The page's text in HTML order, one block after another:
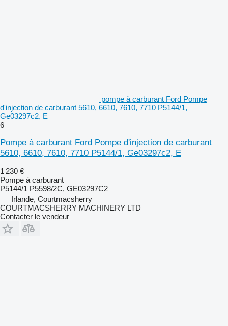
pompe à carburant Ford Pompe
d'injection de carburant 5610, 6610, 7610, 7710 P5144/1,
Ge03297c2, E
6
Pompe à carburant Ford Pompe d'injection de carburant
5610, 6610, 7610, 7710 P5144/1, Ge03297c2, E
1 230 €
Pompe à carburant
P5144/1 P5598/2C, GE03297C2
Irlande, Courtmacsherry
COURTMACSHERRY MACHINERY LTD
Contacter le vendeur